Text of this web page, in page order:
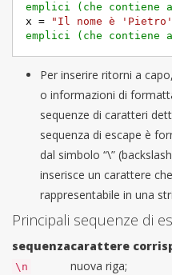
emplici (che contiene
x =
"Il nome è
emplici (che contiene
Per inserire ritorni a
o informazioni di
sequenze di caratteri
sequenza di escape è
dal simbolo “\”
inserisce un carattere
rappresentabile in una
Principali sequenze di
sequenzacarattere
\n nuova riga;